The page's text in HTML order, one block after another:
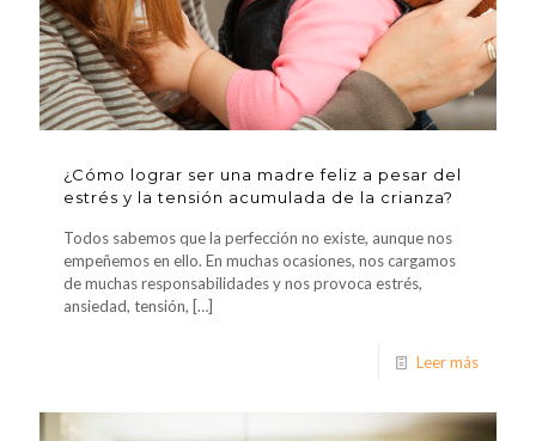
¿Cómo lograr ser una madre feliz a pesar del
estrés y la tensión acumulada de la crianza?
Todos sabemos que la perfección no existe, aunque nos
empeñemos en ello. En muchas ocasiones, nos cargamos
de muchas responsabilidades y nos provoca estrés,
ansiedad, tensión, […]
Leer más